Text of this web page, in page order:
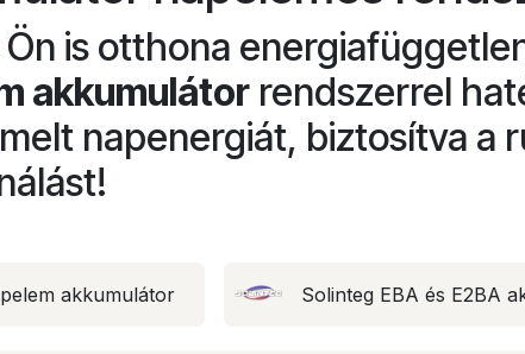
Ön is otthona
akkumulátor rendszerrel
napenergiát, biztosítva a
akkumulátor Solinteg EBA és E2BA